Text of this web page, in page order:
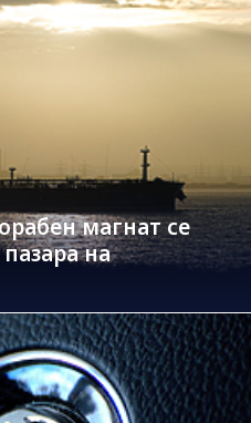
магнат се
на